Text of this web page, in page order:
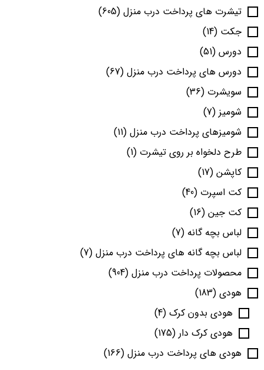
تیشرت های پرداخت درب منزل (605)
جکت (14)
دورس (51)
دورس های پرداخت درب منزل (67)
سویشرت (36)
شومیز (7)
شومیزهای پرداخت درب منزل (11)
طرح دلخواه بر روی تیشرت (1)
کاپشن (17)
کت اسپرت (40)
کت جین (16)
لباس بچه گانه (7)
لباس بچه گانه های پرداخت درب منزل (7)
محصولات پرداخت درب منزل (904)
هودی (183)
هودی بدون کرک (4)
هودی کرک دار (175)
هودی های پرداخت درب منزل (166)